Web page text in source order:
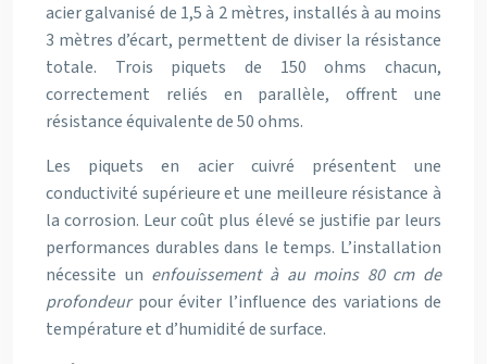
acier galvanisé de 1,5 à 2 mètres, installés à au moins
3 mètres d’écart, permettent de diviser la résistance
totale. Trois piquets de 150 ohms chacun,
correctement reliés en parallèle, offrent une
résistance équivalente de 50 ohms.
Les piquets en acier cuivré présentent une
conductivité supérieure et une meilleure résistance à
la corrosion. Leur coût plus élevé se justifie par leurs
performances durables dans le temps. L’installation
nécessite un enfouissement à au moins 80 cm de
profondeur pour éviter l’influence des variations de
température et d’humidité de surface.